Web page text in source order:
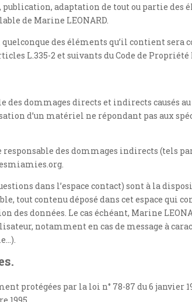
adaptation de tout ou partie des
de Marine LEONARD.
des éléments qu’il contient
L.335-2 et suivants du Code de
des dommages directs et indirects causés
d’un matériel ne répondant pas aux
des dommages indirects (tels
dans l’espace contact) sont à la
tout contenu déposé dans cet espace qui
données. Le cas échéant, Marine
notamment en cas de message à
protégées par la loi n° 78-87 du 6 janvier
1995.